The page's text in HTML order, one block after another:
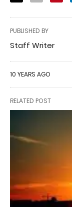
PUBLISHED BY
Staff Writer
10 YEARS AGO
RELATED POST